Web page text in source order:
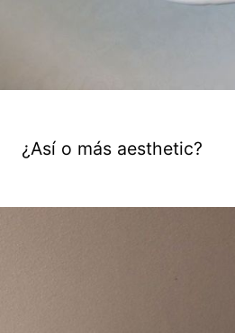
¿Así o más aesthetic?